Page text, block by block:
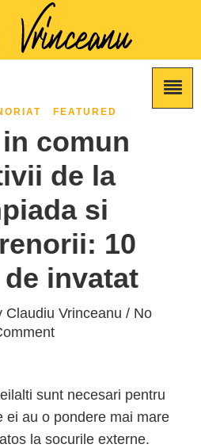
FEATURED
comun
de la
si
10
invatat
Claudiu Vrinceanu / No
sunt necesari pentru
ei au o pondere mai mare
la socurile externe.